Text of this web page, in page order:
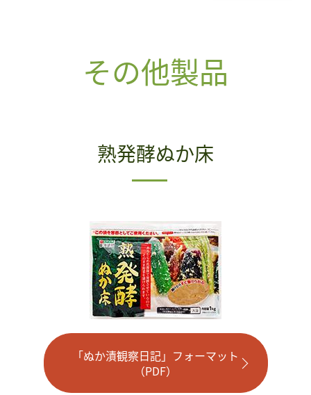
その他製品
熟発酵ぬか床
「ぬか漬観察日記」フォーマット
（PDF）